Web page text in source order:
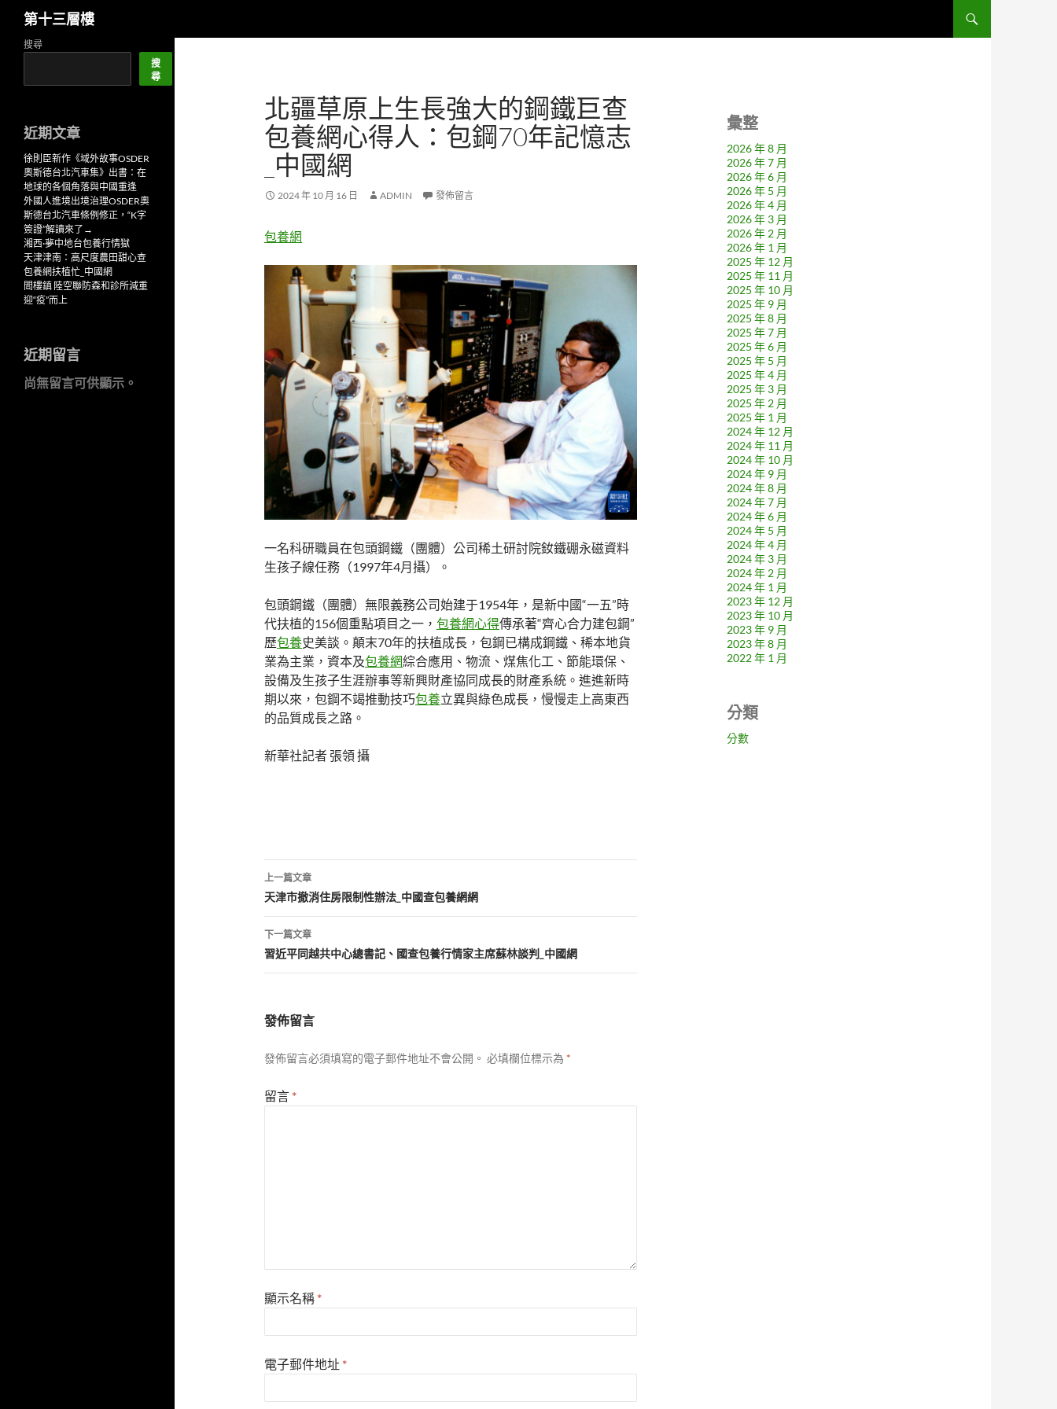
第十三層樓
北疆草原上生長強大的鋼鐵巨查
包養網心得人：包鋼70年記憶志
_中國網
2024 年 10 月 16 日 ADMIN 發佈留言
包養網
一名科研職員在包頭鋼鐵（團體）公司稀土研討院釹鐵硼永磁資料
生孩子線任務（1997年4月攝）。
包頭鋼鐵（團體）無限義務公司始建于1954年，是新中國“一五”時
代扶植的156個重點項目之一， 包養網心得傳承著“齊心合力建包鋼”
歷包養史美談。顛末70年的扶植成長，包鋼已構成鋼鐵、稀本地貨
業為主業，資本及包養網綜合應用、物流、煤焦化工、節能環保、
設備及生孩子生涯辦事等新興財產協同成長的財產系統。進進新時
期以來，包鋼不竭推動技巧包養立異與綠色成長，慢慢走上高東西
的品質成長之路。
新華社記者 張領 攝
文
章
導
覽
上一篇文章
天津市撤消住房限制性辦法_中國查包養網網
下一篇文章
習近平同越共中心總書記、國查包養行情家主席蘇林談判_中國網
發佈留言
發佈留言必須填寫的電子郵件地址不會公開。 必填欄位標示為 *
留言 *
顯示名稱 *
電子郵件地址 *
彙整
2026 年 8 月
2026 年 7 月
2026 年 6 月
2026 年 5 月
2026 年 4 月
2026 年 3 月
2026 年 2 月
2026 年 1 月
2025 年 12 月
2025 年 11 月
2025 年 10 月
2025 年 9 月
2025 年 8 月
2025 年 7 月
2025 年 6 月
2025 年 5 月
2025 年 4 月
2025 年 3 月
2025 年 2 月
2025 年 1 月
2024 年 12 月
2024 年 11 月
2024 年 10 月
2024 年 9 月
2024 年 8 月
2024 年 7 月
2024 年 6 月
2024 年 5 月
2024 年 4 月
2024 年 3 月
2024 年 2 月
2024 年 1 月
2023 年 12 月
2023 年 10 月
2023 年 9 月
2023 年 8 月
2022 年 1 月
分類
分數
搜尋
搜
尋
近期文章
徐則臣新作《域外故事OSDER
奧斯德台北汽車集》出書：在
地球的各個角落與中國重逢
外國人進境出境治理OSDER奧
斯德台北汽車條例修正，“K字
簽證”解讀來了→
湘西·夢中地台包養行情獄
天津津南：高尺度農田甜心查
包養網扶植忙_中國網
閻樓鎮 陸空聯防森和診所減重
迎“疫”而上
近期留言
尚無留言可供顯示。